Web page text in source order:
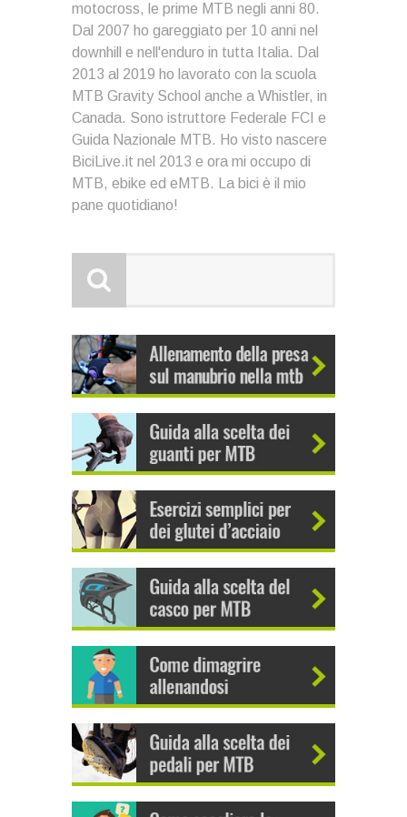
motocross, le prime MTB negli anni 80.
Dal 2007 ho gareggiato per 10 anni nel
downhill e nell'enduro in tutta Italia. Dal
2013 al 2019 ho lavorato con la scuola
MTB Gravity School anche a Whistler, in
Canada. Sono istruttore Federale FCI e
Guida Nazionale MTB. Ho visto nascere
BiciLive.it nel 2013 e ora mi occupo di
MTB, ebike ed eMTB. La bici è il mio
pane quotidiano!